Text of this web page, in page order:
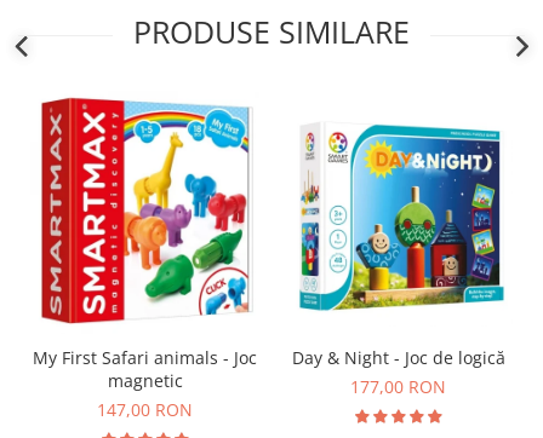
PRODUSE SIMILARE
My First Safari animals - Joc
magnetic
147,00 RON
Day & Night - Joc de logică
177,00 RON